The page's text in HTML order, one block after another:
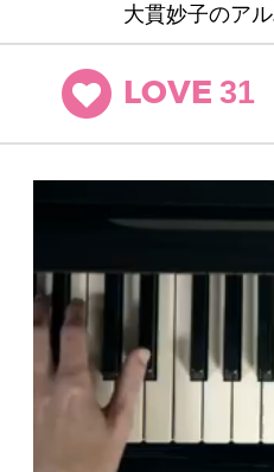
大貫妙子のア
LOVE 31